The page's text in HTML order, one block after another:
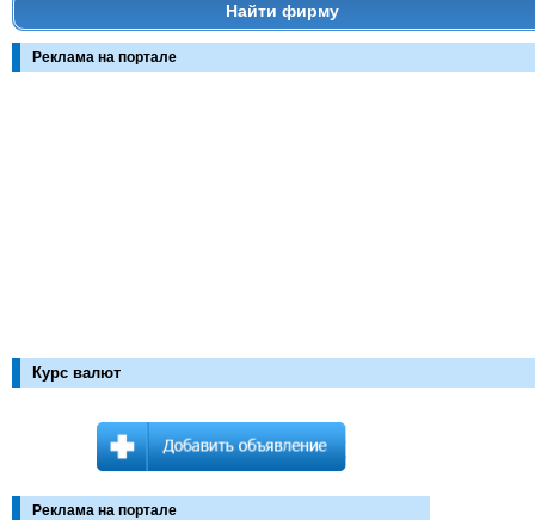
Найти фирму
Реклама на портале
Курс валют
Реклама на портале